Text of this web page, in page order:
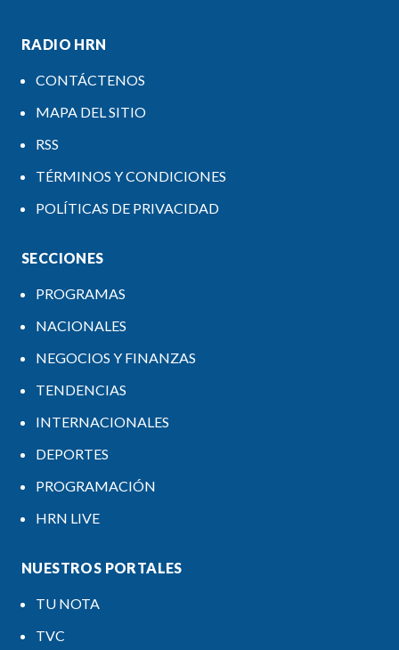
RADIO HRN
CONTÁCTENOS
MAPA DEL SITIO
RSS
TÉRMINOS Y CONDICIONES
POLÍTICAS DE PRIVACIDAD
SECCIONES
PROGRAMAS
NACIONALES
NEGOCIOS Y FINANZAS
TENDENCIAS
INTERNACIONALES
DEPORTES
PROGRAMACIÓN
HRN LIVE
NUESTROS PORTALES
TU NOTA
TVC